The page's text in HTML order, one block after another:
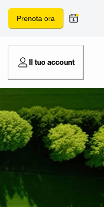
Prenota ora
Il tuo account